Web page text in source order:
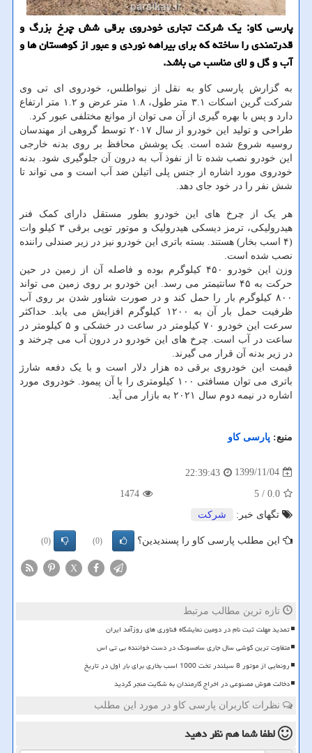
پارسی کاو: یک شرکت تجاری خودروی برقی شش چرخ بزرگ و
قدرتمندی را ساخته که برای بیراهه نوردی و عبور از کوهستان ها و
آب و گل و لای مناسب می باشد.
به گزارش پارسی کاو به نقل از نیواطلس، خودروی ای تی وی
شرکت گرین اسکات ۳.۱ متر طول، ۱.۸ متر عرض و ۱.۲ متر ارتفاع
دارد و پس با بهره گیری از آن می توان از موانع مختلفی عبور کرد.
طراحی و تولید این خودرو از سال ۲۰۱۷ توسط گروهی از مهندسان
روسیه شروع شده است. یک پوشش محافظ بر روی بدنه خارجی
این خودرو نصب شده تا از نفوذ آب به درون آن جلوگیری شود. بدنه
خودروی مورد اشاره از جنس پلی اتیلن ضد آب است و می تواند تا
شش نفر را در خود جای دهد.
هر یک از چرخ های این خودرو بطور مستقل دارای کمک فنر
هیدرولیکی، ترمز دیسکی هیدرولیک و موتور توپی برقی ۳ کیلو وات
(۴ اسب بخار) هستند. بسته باتری این خودرو نیز در زیر صندلی راننده
نصب شده است.
وزن این خودرو ۴۵۰ کیلوگرم بوده و فاصله آن از زمین در حین
حرکت به ۴۵ سانتیمتر می رسد. این خودرو بر روی زمین می تواند
۸۰۰ کیلوگرم بار را حمل کند و در صورت شناور شدن بر روی آب
ظرفیت حمل بار آن به ۱۲۰۰ کیلوگرم افزایش می یابد. حداکثر
سرعت این خودرو ۷۰ کیلومتر در ساعت در خشکی و ۵ کیلومتر در
ساعت در آب است. چرخ های این خودرو در درون آب می چرخند و
در زیر بدنه آن قرار می گیرند.
قیمت این خودروی برقی ده هزار دلار است و با یک دفعه شارژ
باتری می توان مسافتی ۱۰۰ کیلومتری را با آن پیمود. خودروی مورد
اشاره در نیمه دوم سال ۲۰۲۱ به بازار می آید.
منبع: پارسی كاو
1399/11/04
22:39:43
0.0
/ 5
1474
تگهای خبر:
شركت
این مطلب پارسی کاو را پسندیدین؟ (0)
(0)
X
تازه ترین مطالب مرتبط
تمدید مهلت ثبت نام در دومین نمایشگاه فناوری های روزآمد ایران
متفاوت ترین گوشی سال جاری سامسونگ در دست خواننده بی تی اس
رونمایی از موتور 8 سیلندر تخت 1000 اسب بخاری برای بار اول در تاریخ
دخالت هوش مصنوعی در اخراج کارمندان به شکایت منجر گردید
نظرات کاربران پارسی کاو در مورد این مطلب
لطفا شما همنظر دهید